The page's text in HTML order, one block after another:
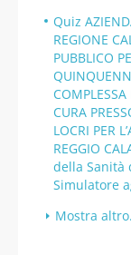
Quiz
REGIONE
PUBBLICO
CURA
LOCRI PER
REGGIO
della Sanità
Simulatore
Mostra